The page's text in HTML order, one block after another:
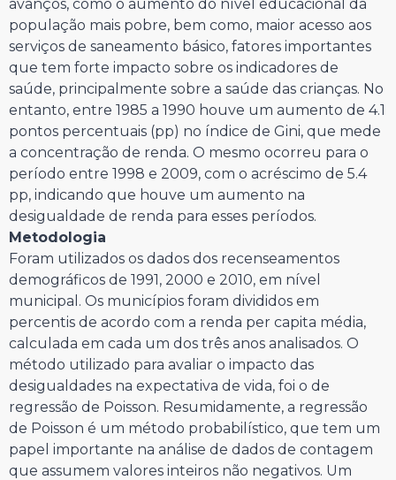
avanços, como o aumento do nível educacional da
população mais pobre, bem como, maior acesso aos
serviços de saneamento básico, fatores importantes
que tem forte impacto sobre os indicadores de
saúde, principalmente sobre a saúde das crianças. No
entanto, entre 1985 a 1990 houve um aumento de 4.1
pontos percentuais (pp) no índice de Gini, que mede
a concentração de renda. O mesmo ocorreu para o
período entre 1998 e 2009, com o acréscimo de 5.4
pp, indicando que houve um aumento na
desigualdade de renda para esses períodos.
Metodologia
Foram utilizados os dados dos recenseamentos
demográficos de 1991, 2000 e 2010, em nível
municipal. Os municípios foram divididos em
percentis de acordo com a renda per capita média,
calculada em cada um dos três anos analisados. O
método utilizado para avaliar o impacto das
desigualdades na expectativa de vida, foi o de
regressão de Poisson. Resumidamente, a regressão
de Poisson é um método probabilístico, que tem um
papel importante na análise de dados de contagem
que assumem valores inteiros não negativos. Um